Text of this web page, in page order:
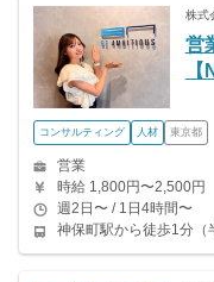
株式
営
コンサルティング 人材 東京都
営業
時給 1,800円〜2,500円
週2日〜 / 1日4時間〜